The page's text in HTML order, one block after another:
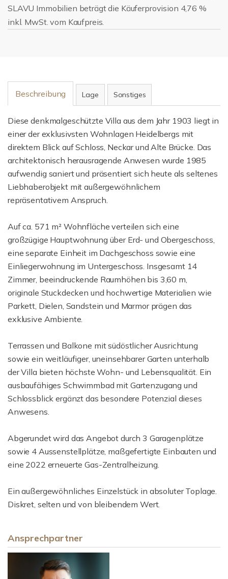
SLAVU Immobilien beträgt die Käuferprovision 4,76 %
inkl. MwSt. vom Kaufpreis.
Beschreibung Lage Sonstiges
Diese denkmalgeschützte Villa aus dem Jahr 1903 liegt in
einer der exklusivsten Wohnlagen Heidelbergs mit
direktem Blick auf Schloss, Neckar und Alte Brücke. Das
architektonisch herausragende Anwesen wurde 1985
aufwendig saniert und präsentiert sich heute als seltenes
Liebhaberobjekt mit außergewöhnlichem
repräsentativem Anspruch.
Auf ca. 571 m² Wohnfläche verteilen sich eine
großzügige Hauptwohnung über Erd- und Obergeschoss,
eine separate Einheit im Dachgeschoss sowie eine
Einliegerwohnung im Untergeschoss. Insgesamt 14
Zimmer, beeindruckende Raumhöhen bis 3,60 m,
originale Stuckdecken und hochwertige Materialien wie
Parkett, Dielen, Sandstein und Marmor prägen das
exklusive Ambiente.
Terrassen und Balkone mit südöstlicher Ausrichtung
sowie ein weitläufiger, uneinsehbarer Garten unterhalb
der Villa bieten höchste Wohn- und Lebensqualität. Ein
ausbaufähiges Schwimmbad mit Gartenzugang und
Schlossblick ergänzt das besondere Potenzial dieses
Anwesens.
Abgerundet wird das Angebot durch 3 Garagenplätze
sowie 4 Aussenstellplätze, maßgefertigte Einbauten und
eine 2022 erneuerte Gas-Zentralheizung.
Ein außergewöhnliches Einzelstück in absoluter Toplage.
Diskret, selten und von bleibendem Wert.
Ansprechpartner